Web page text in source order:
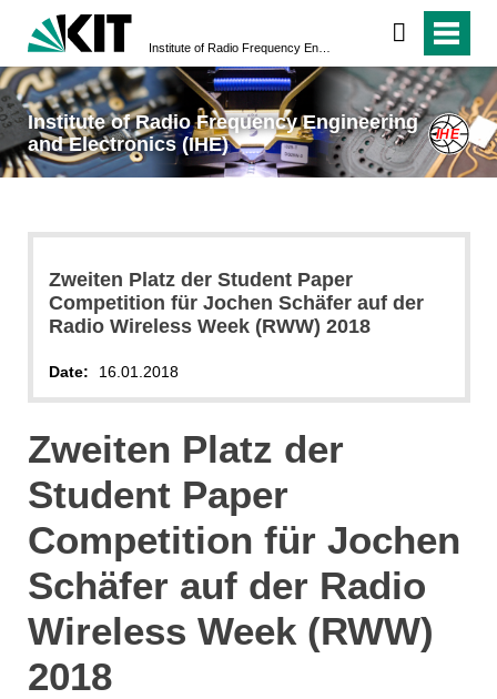
Institute of Radio Frequency Engineering
and Electronics (IHE)
Zweiten Platz der Student Paper
Competition für Jochen Schäfer auf der
Radio Wireless Week (RWW) 2018
Date: 16.01.2018
Zweiten Platz der
Student Paper
Competition für Jochen
Schäfer auf der Radio
Wireless Week (RWW)
2018